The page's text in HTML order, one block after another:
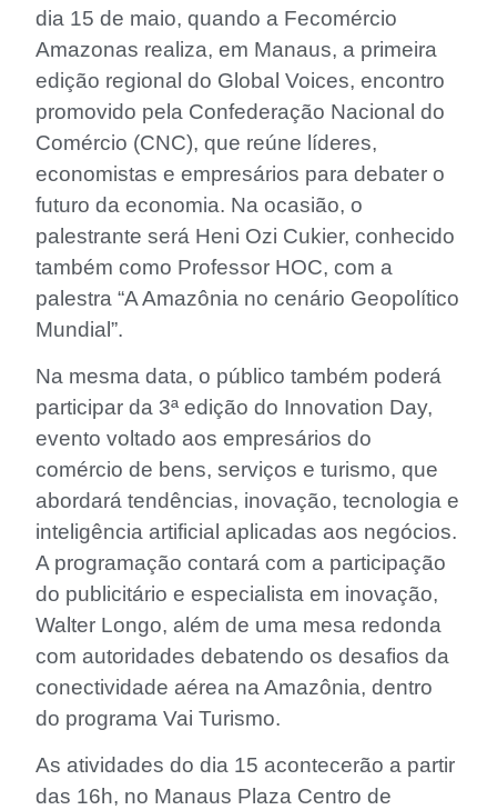
dia 15 de maio, quando a Fecomércio
Amazonas realiza, em Manaus, a primeira
edição regional do Global Voices, encontro
promovido pela Confederação Nacional do
Comércio (CNC), que reúne líderes,
economistas e empresários para debater o
futuro da economia. Na ocasião, o
palestrante será Heni Ozi Cukier, conhecido
também como Professor HOC, com a
palestra “A Amazônia no cenário Geopolítico
Mundial”.
Na mesma data, o público também poderá
participar da 3ª edição do Innovation Day,
evento voltado aos empresários do
comércio de bens, serviços e turismo, que
abordará tendências, inovação, tecnologia e
inteligência artificial aplicadas aos negócios.
A programação contará com a participação
do publicitário e especialista em inovação,
Walter Longo, além de uma mesa redonda
com autoridades debatendo os desafios da
conectividade aérea na Amazônia, dentro
do programa Vai Turismo.
As atividades do dia 15 acontecerão a partir
das 16h, no Manaus Plaza Centro de